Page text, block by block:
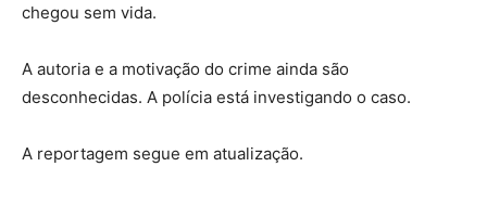
chegou sem vida.
A autoria e a motivação do crime ainda são
desconhecidas. A polícia está investigando o caso.
A reportagem segue em atualização.